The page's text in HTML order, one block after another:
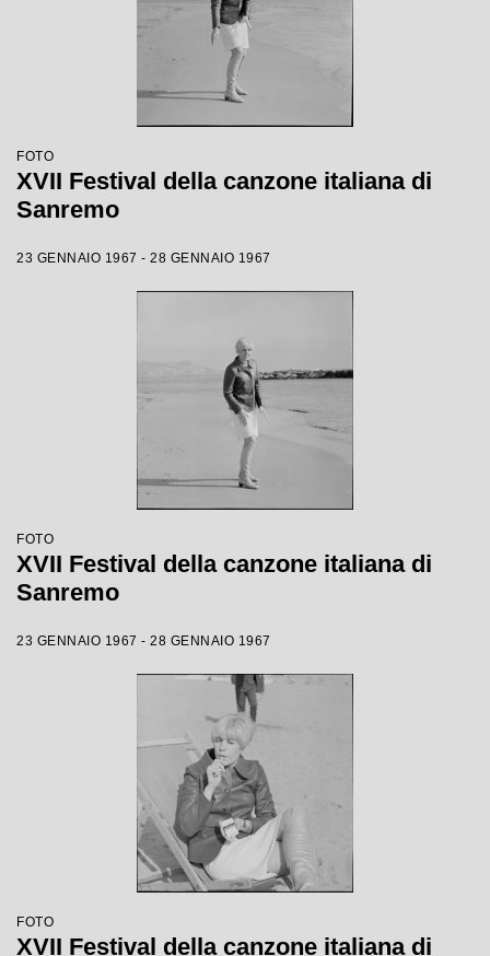
FOTO
XVII Festival della canzone italiana di
Sanremo
23 GENNAIO 1967 - 28 GENNAIO 1967
FOTO
XVII Festival della canzone italiana di
Sanremo
23 GENNAIO 1967 - 28 GENNAIO 1967
FOTO
XVII Festival della canzone italiana di